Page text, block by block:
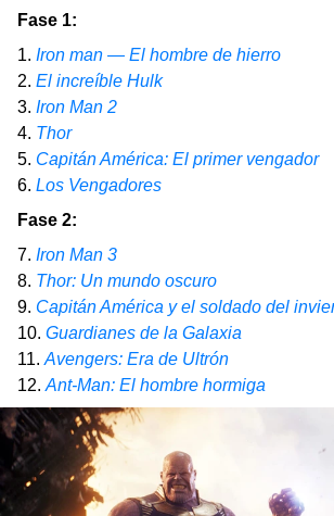
Fase 1:
1. Iron man — El hombre de hierro
2. El increíble Hulk
3. Iron Man 2
4. Thor
5. Capitán América: El primer vengador
6. Los Vengadores
Fase 2:
7. Iron Man 3
8. Thor: Un mundo oscuro
9. Capitán América y el soldado del
10. Guardianes de la Galaxia
11. Avengers: Era de Ultrón
12. Ant-Man: El hombre hormiga